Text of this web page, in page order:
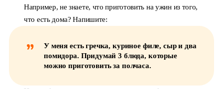
Например, не знаете, что приготовить на ужин из того,
что есть дома? Напишите:
У меня есть гречка, куриное филе, сыр и два
помидора. Придумай 3 блюда, которые
можно приготовить за полчаса.